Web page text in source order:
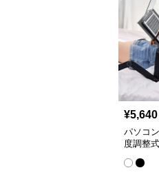
¥5,640
パソコ
度調整